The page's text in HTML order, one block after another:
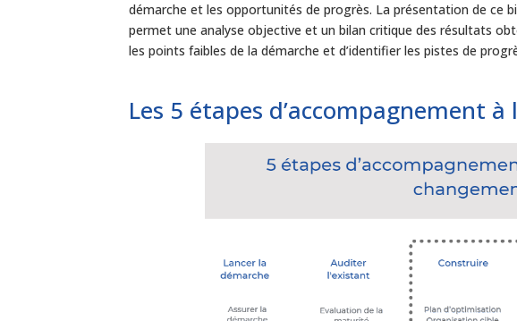
démarche et les opportunités de progrès. La présentation de ce
permet une analyse objective et un bilan critique des résultats
les points faibles de la démarche et d’identifier les pistes de
Les 5 étapes d’accompagnement